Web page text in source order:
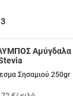
Αμύγδαλα
Σησαμιού 250gr